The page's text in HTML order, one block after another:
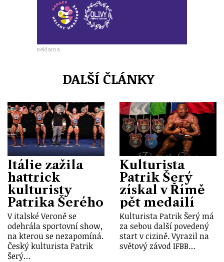
Reklama
DALŠÍ ČLÁNKY
Itálie zažila
hattrick
kulturisty
Patrika Šerého
V italské Veroně se
odehrála sportovní show,
na kterou se nezapomíná.
Český kulturista Patrik
Šerý…
Kulturista
Patrik Šerý
získal v Římě
pět medailí
Kulturista Patrik Šerý má
za sebou další povedený
start v cizině. Vyrazil na
světový závod IFBB…